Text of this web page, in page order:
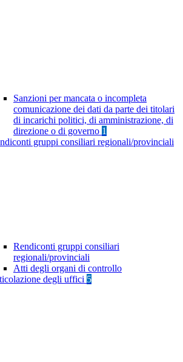
Sanzioni per mancata o incompleta
comunicazione dei dati da parte dei titolari
di incarichi politici, di amministrazione, di
direzione o di governo 1
gruppi consiliari regionali/provinciali
Rendiconti gruppi consiliari
regionali/provinciali
Atti degli organi di controllo
degli uffici 5